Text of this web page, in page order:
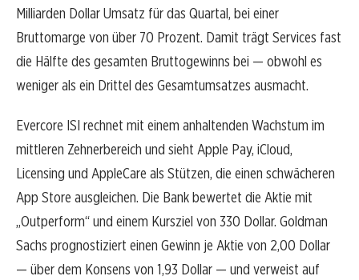
Milliarden Dollar Umsatz für das Quartal, bei einer
Bruttomarge von über 70 Prozent. Damit trägt Services fast
die Hälfte des gesamten Bruttogewinns bei — obwohl es
weniger als ein Drittel des Gesamtumsatzes ausmacht.
Evercore ISI rechnet mit einem anhaltenden Wachstum im
mittleren Zehnerbereich und sieht Apple Pay, iCloud,
Licensing und AppleCare als Stützen, die einen schwächeren
App Store ausgleichen. Die Bank bewertet die Aktie mit
„Outperform“ und einem Kursziel von 330 Dollar. Goldman
Sachs prognostiziert einen Gewinn je Aktie von 2,00 Dollar
— über dem Konsens von 1,93 Dollar — und verweist auf